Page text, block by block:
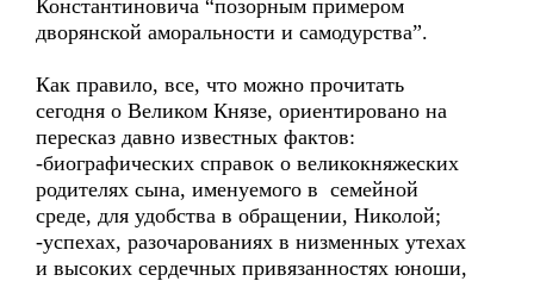
Константиновича “позорным примером
дворянской аморальности и самодурства”.
Как правило, все, что можно прочитать
сегодня о Великом Князе, ориентировано на
пересказ давно известных фактов:
-биографических справок о великокняжеских
родителях сына, именуемого в семейной
среде, для удобства в обращении, Николой;
-успехах, разочарованиях в низменных утехах
и высоких сердечных привязанностях юноши,